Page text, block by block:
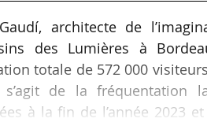
architecte de
des Lumières à
totale de 572 000
de la fréquentation
à la fin de l’année 2023